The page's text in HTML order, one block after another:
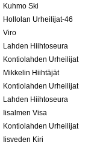
Kuhmo Ski
Hollolan Urheilijat-46
Viro
Lahden Hiihtoseura
Kontiolahden Urheilijat
Mikkelin Hiihtäjät
Kontiolahden Urheilijat
Lahden Hiihtoseura
Iisalmen Visa
Kontiolahden Urheilijat
Iisveden Kiri